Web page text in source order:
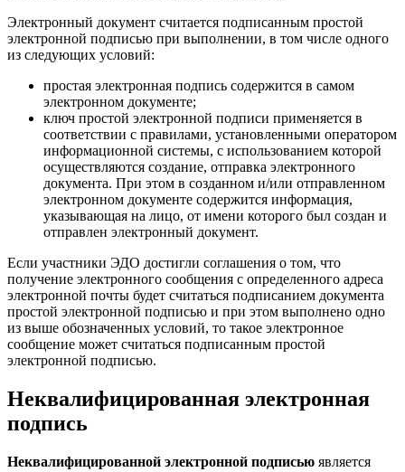
Электронный документ считается подписанным простой
электронной подписью при выполнении, в том числе одного
из следующих условий:
простая электронная подпись содержится в самом
электронном документе;
ключ простой электронной подписи применяется в
соответствии с правилами, установленными оператором
информационной системы, с использованием которой
осуществляются создание, отправка электронного
документа. При этом в созданном и/или отправленном
электронном документе содержится информация,
указывающая на лицо, от имени которого был создан и
отправлен электронный документ.
Если участники ЭДО достигли соглашения о том, что
получение электронного сообщения с определенного адреса
электронной почты будет считаться подписанием документа
простой электронной подписью и при этом выполнено одно
из выше обозначенных условий, то такое электронное
сообщение может считаться подписанным простой
электронной подписью.
Неквалифицированная электронная
подпись
Неквалифицированной электронной подписью является